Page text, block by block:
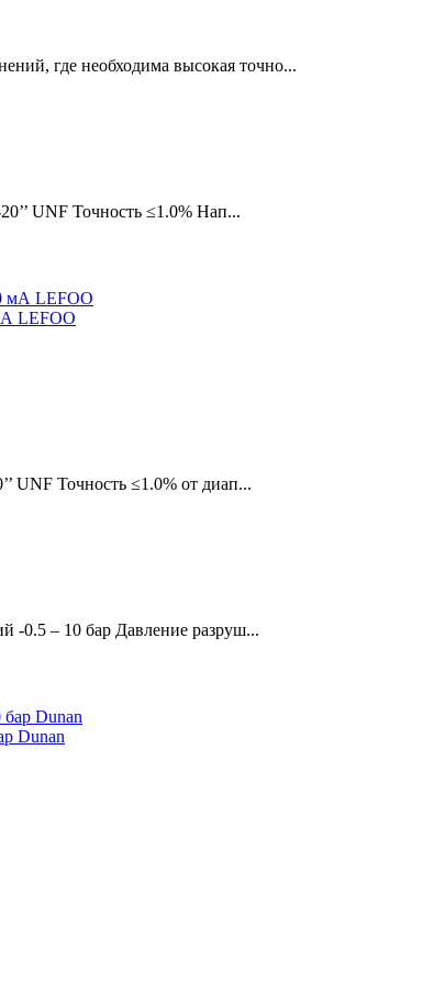
где необходима высокая точно...
UNF Точность ≤1.0% Нап...
LEFOO
UNF Точность ≤1.0% от диап...
-0.5 – 10 бар Давление разруш...
Dunan